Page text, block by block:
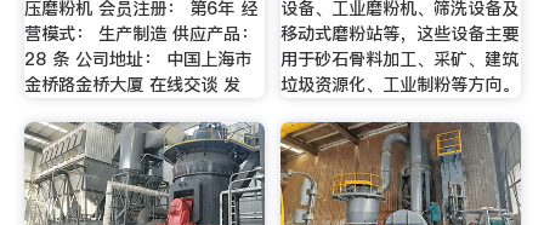
压磨粉机 会员注册： 第6年 经
营模式： 生产制造 供应产品：
28 条 公司地址： 中国上海市
金桥路金桥大厦 在线交谈 发
设备、工业磨粉机、筛洗设备及
移动式磨粉站等，这些设备主要
用于砂石骨料加工、采矿、建筑
垃圾资源化、工业制粉等方向。